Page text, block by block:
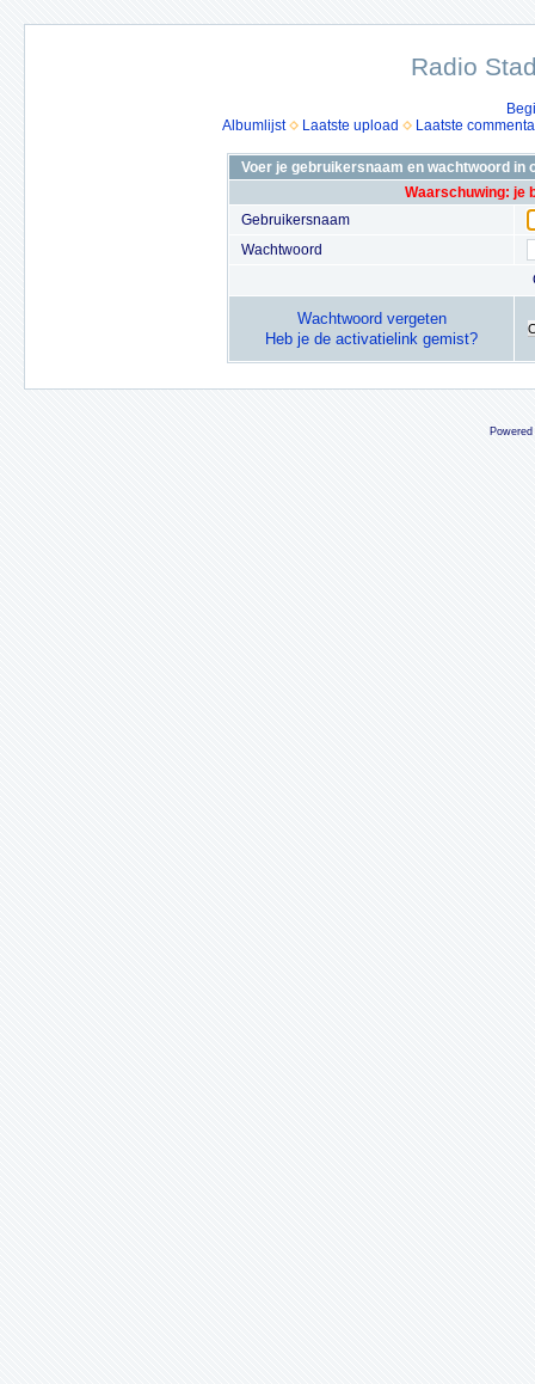
Radio
Albumlijst
Laatste upload Laatste
Voer je gebruikersnaam en wachtwoord in
Waarschuwing: je
Gebruikersnaam
Wachtwoord
Wachtwoord vergeten
Heb je de activatielink gemist?